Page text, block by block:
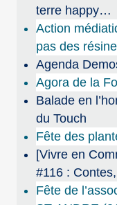
terre happy…
Action
pas des
Agenda
Agora de la
Balade en
du Touch
Fête des
[Vivre en
#116 :
Fête de